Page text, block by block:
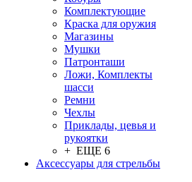
Комплектующие
Краска для оружия
Магазины
Мушки
Патронташи
Ложи, Комплекты
шасси
Ремни
Чехлы
Приклады, цевья и
рукоятки
+ ЕЩЕ 6
Аксессуары для стрельбы